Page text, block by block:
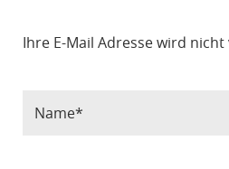
Ihre E-Mail Adresse wird